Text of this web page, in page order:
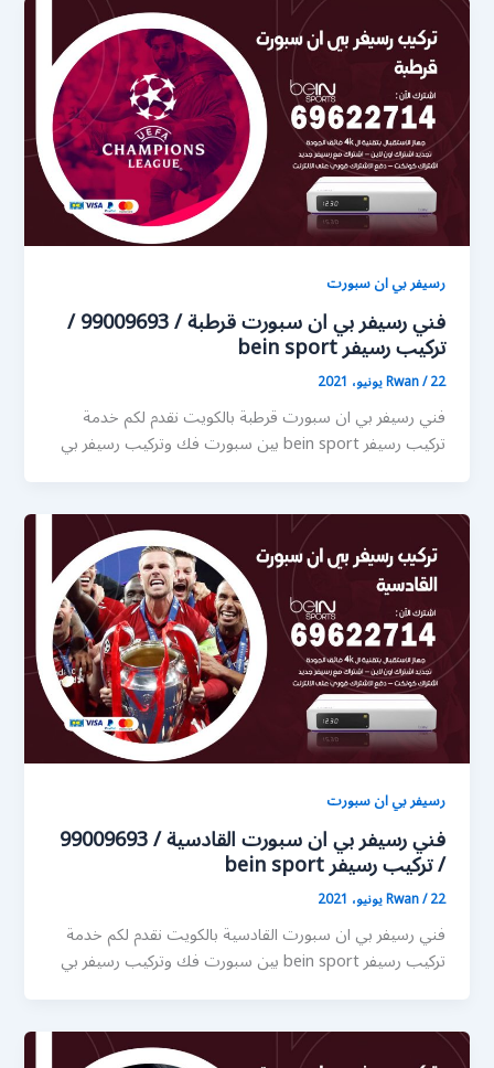
رسيفر بي ان سبورت
فني رسيفر بي ان سبورت قرطبة / 99009693 /
تركيب رسيفر bein sport
Rwan/22 يونيو، 2021
فني رسيفر بي ان سبورت قرطبة بالكويت نقدم لكم خدمة
تركيب رسيفر bein sport بين سبورت فك وتركيب رسيفر بي
رسيفر بي ان سبورت
فني رسيفر بي ان سبورت القادسية / 99009693
/ تركيب رسيفر bein sport
Rwan/22 يونيو، 2021
فني رسيفر بي ان سبورت القادسية بالكويت نقدم لكم خدمة
تركيب رسيفر bein sport بين سبورت فك وتركيب رسيفر بي